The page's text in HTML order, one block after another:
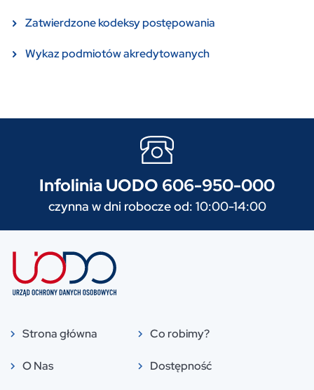
Zatwierdzone kodeksy postępowania
Wykaz podmiotów akredytowanych
Infolinia UODO 606-950-000
czynna w dni robocze od: 10:00-14:00
Strona główna
O Nas
Co robimy?
Dostępność